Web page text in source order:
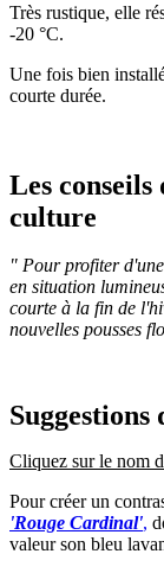
Très rustique, elle
-20 °C.
Une fois bien
courte durée.
Les
culture
" Pour profiter
en situation
courte à la fin de
nouvelles pousses
Suggestions
Cliquez sur le nom
Pour créer un
'Rouge Cardinal',
valeur son bleu